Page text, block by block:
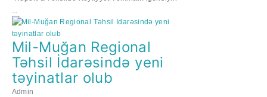
...
Mil-Muğan Regional
Təhsil İdarəsində yeni
təyinatlar olub
Admin